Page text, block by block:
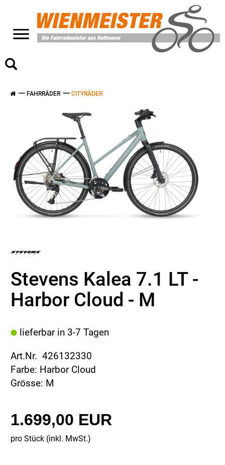
FAHRRÄDER CITYRÄDER
Stevens Kalea 7.1 LT -
Harbor Cloud - M
lieferbar in 3-7 Tagen
Art.Nr. 426132330
Farbe: Harbor Cloud
Grösse: M
1.699,00 EUR
pro Stück (inkl. MwSt.)